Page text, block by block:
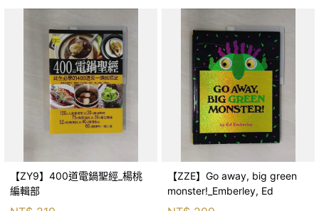
【ZY9】400道電鍋聖經_楊桃
編輯部
【ZZE】Go away, big green
monster!_Emberley, Ed